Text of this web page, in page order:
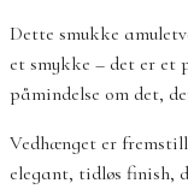
Dette smukke
et smykke – det er et
påmindelse om det,
Vedhænget er
elegant, tidløs finish,